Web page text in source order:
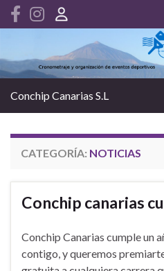
Search for:
Conchip Canarias S.L
CATEGORÍA: NOTICIAS
Conchip canarias
Conchip Canarias cumple un
contigo, y queremos